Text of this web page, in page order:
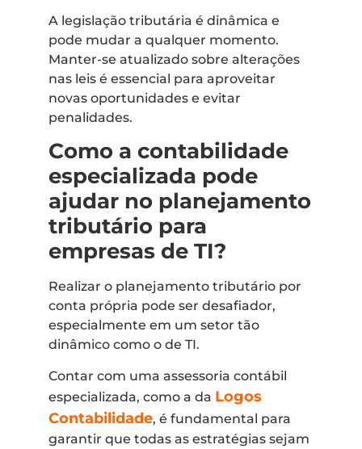
A legislação tributária é dinâmica e
pode mudar a qualquer momento.
Manter-se atualizado sobre alterações
nas leis é essencial para aproveitar
novas oportunidades e evitar
penalidades.
Como a contabilidade
especializada pode
ajudar no planejamento
tributário para
empresas de TI?
Realizar o planejamento tributário por
conta própria pode ser desafiador,
especialmente em um setor tão
dinâmico como o de TI.
Contar com uma assessoria contábil
especializada, como a da Logos
Contabilidade, é fundamental para
garantir que todas as estratégias sejam